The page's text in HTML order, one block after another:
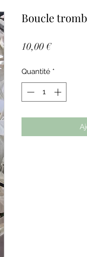
Boucle
10,00 €Prix
Quantité *